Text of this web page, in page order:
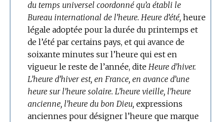
du temps universel coordonné qu’a établi le
Bureau international de l’heure. Heure d’été, heure
légale adoptée pour la durée du printemps et
de l’été par certains pays, et qui avance de
soixante minutes sur l’heure qui est en
vigueur le reste de l’année, dite Heure d’hiver.
L’heure d’hiver est, en France, en avance d’une
heure sur l’heure solaire. L’heure vieille, l’heure
ancienne, l’heure du bon Dieu, expressions
anciennes pour désigner l’heure que marque